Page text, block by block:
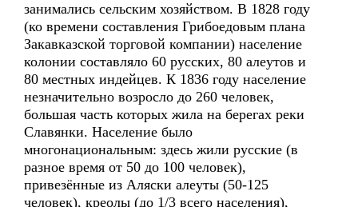
занимались сельским хозяйством. В 1828 году
(ко времени составления Грибоедовым плана
Закавказской торговой компании) население
колонии составляло 60 русских, 80 алеутов и
80 местных индейцев. К 1836 году население
незначительно возросло до 260 человек,
большая часть которых жила на берегах реки
Славянки. Население было
многонациональным: здесь жили русские (в
разное время от 50 до 100 человек),
привезённые из Аляски алеуты (50-125
человек), креолы (до 1/3 всего населения),